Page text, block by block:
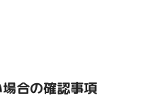
合の確認事項